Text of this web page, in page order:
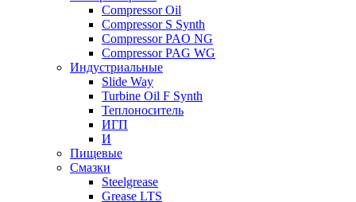
Compressor Oil
Compressor S Synth
Compressor PAO NG
Compressor PAG WG
Индустриальные
Slide Way
Turbine Oil F Synth
Теплоноситель
ИГП
И
Пищевые
Смазки
Steelgrease
Grease LTS